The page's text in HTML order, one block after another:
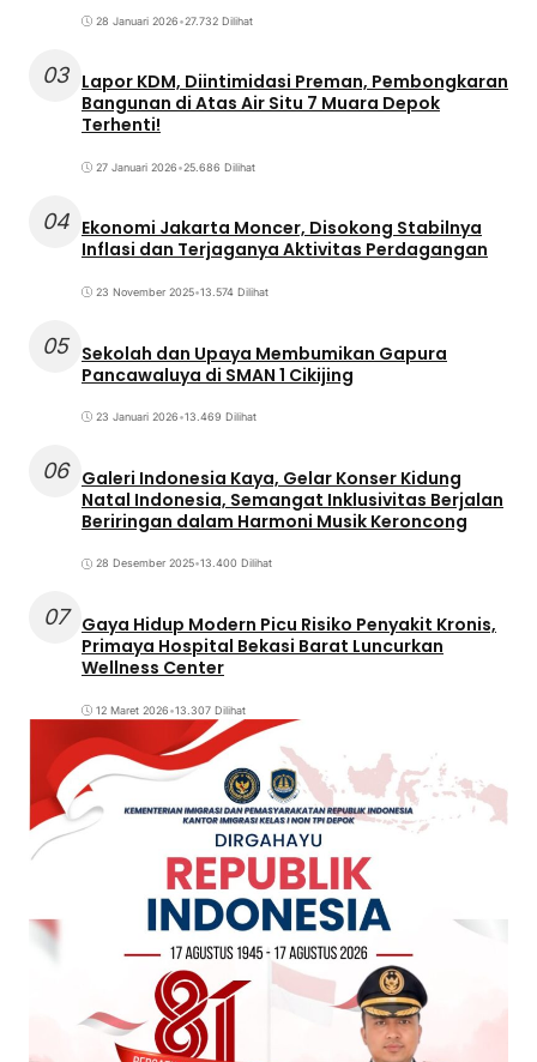
28 Januari 2026•27.732 Dilihat
03 Lapor KDM, Diintimidasi Preman, Pembongkaran
Bangunan di Atas Air Situ 7 Muara Depok
Terhenti!
27 Januari 2026•25.686 Dilihat
04 Ekonomi Jakarta Moncer, Disokong Stabilnya
Inflasi dan Terjaganya Aktivitas Perdagangan
23 November 2025•13.574 Dilihat
05 Sekolah dan Upaya Membumikan Gapura
Pancawaluya di SMAN 1 Cikijing
23 Januari 2026•13.469 Dilihat
06 Galeri Indonesia Kaya, Gelar Konser Kidung
Natal Indonesia, Semangat Inklusivitas Berjalan
Beriringan dalam Harmoni Musik Keroncong
28 Desember 2025•13.400 Dilihat
07
Gaya Hidup Modern Picu Risiko Penyakit Kronis,
Primaya Hospital Bekasi Barat Luncurkan
Wellness Center
12 Maret 2026•13.307 Dilihat